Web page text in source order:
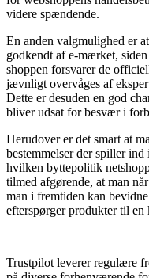
videre spændende.
En anden valgmulighed er
godkendt af e-mærket,
shoppen forsvarer de
jævnligt overvåges af
Dette er desuden en god
bliver udsat for besvær i
Herudover er det smart at
bestemmelser der spiller
hvilken byttepolitik
tilmed afgørende, at man
man i fremtiden kan
efterspørger produkter til en
Trustpilot leverer regulære